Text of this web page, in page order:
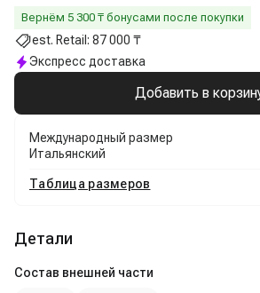
Вернём 5 300 ₸ бонусами после покупки
est. Retail: 87 000 ₸
Экспресс доставка
Добавить в
Международный размер
Итальянский
Таблица размеров
Детали
Состав внешней части